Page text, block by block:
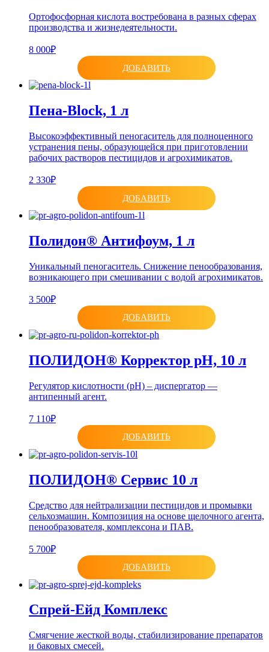
Ортофосфорная кислота востребована в разных сферах
производства и жизнедеятельности.
8 000₽
ДОБАВИТЬ
Пена-Block, 1 л
Высокоэффективный пеногаситель для полноценного
устранения пены, образующейся при приготовлении
рабочих растворов пестицидов и агрохимикатов.
2 330₽
ДОБАВИТЬ
Полидон® Антифоум, 1 л
Уникальный пеногаситель. Снижение пенообразования,
возникающего при смешивании с водой агрохимикатов.
3 500₽
ДОБАВИТЬ
ПОЛИДОН® Корректор pH, 10 л
Регулятор кислотности (рН) – диспергатор —
антипенный агент.
7 110₽
ДОБАВИТЬ
ПОЛИДОН® Сервис 10 л
Средство для нейтрализации пестицидов и промывки
сельхозмашин. Композиция на основе щелочного агента,
пенообразователя, комплексона и ПАВ.
5 700₽
ДОБАВИТЬ
Спрей-Ейд Комплекс
Смягчение жесткой воды, стабилизирование препаратов
и баковых смесей.